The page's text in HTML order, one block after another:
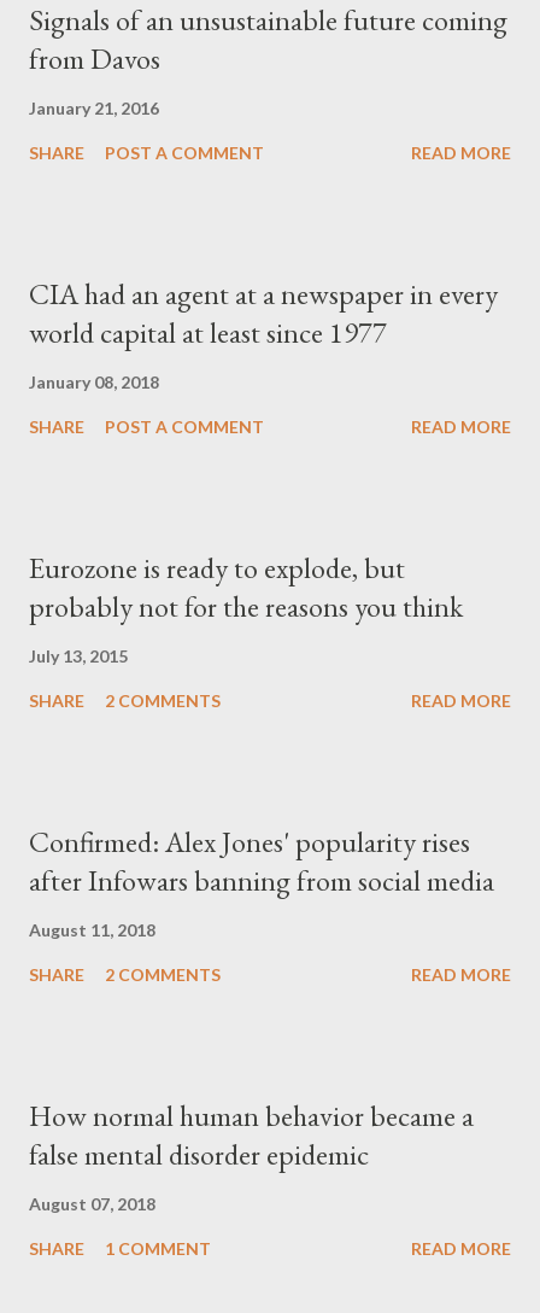
Signals of an unsustainable future coming
from Davos
January 21, 2016
SHARE POST A COMMENT READ MORE
CIA had an agent at a newspaper in every
world capital at least since 1977
January 08, 2018
SHARE POST A COMMENT READ MORE
Eurozone is ready to explode, but
probably not for the reasons you think
July 13, 2015
SHARE 2 COMMENTS READ MORE
Confirmed: Alex Jones' popularity rises
after Infowars banning from social media
August 11, 2018
SHARE 2 COMMENTS READ MORE
How normal human behavior became a
false mental disorder epidemic
August 07, 2018
SHARE 1 COMMENT READ MORE